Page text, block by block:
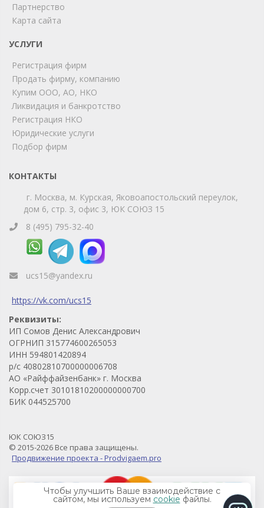
Партнерство
Карта сайта
УСЛУГИ
Регистрация фирм
Продать фирму, компанию
Купим ООО, АО, НКО
Ликвидация и банкротство
Регистрация НКО
Юридические услуги
Подбор фирм
КОНТАКТЫ
г. Москва, м. Курская, Яковоапостольский переулок,
дом 6, стр. 3, офис 3, ЮК СОЮЗ 15
8 (495) 795-32-40
ucs15@yandex.ru
https://vk.com/ucs15
Реквизиты:
ИП Сомов Денис Александрович
ОГРНИП 315774600265053
ИНН 594801420894
р/с 40802810700000006708
АО «Райффайзенбанк» г. Москва
Корр.счет 30101810200000000700
БИК 044525700
ЮК СОЮЗ15
© 2015-2026 Все права защищены.
Продвижение проекта - Prodvigaem.pro
Чтобы улучшить Ваше взаимодействие с
сайтом, мы используем cookie файлы.
Мы на связи!
Позвоните нам или свяжитесь с нами через любой
удобный мессенджер!
Telegram
Телефон